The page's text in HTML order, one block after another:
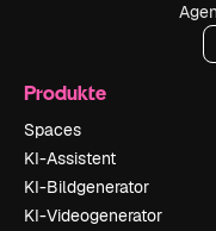
Produkte
Spaces
KI-Assistent
KI-Bildgenerator
KI-Videogenerator